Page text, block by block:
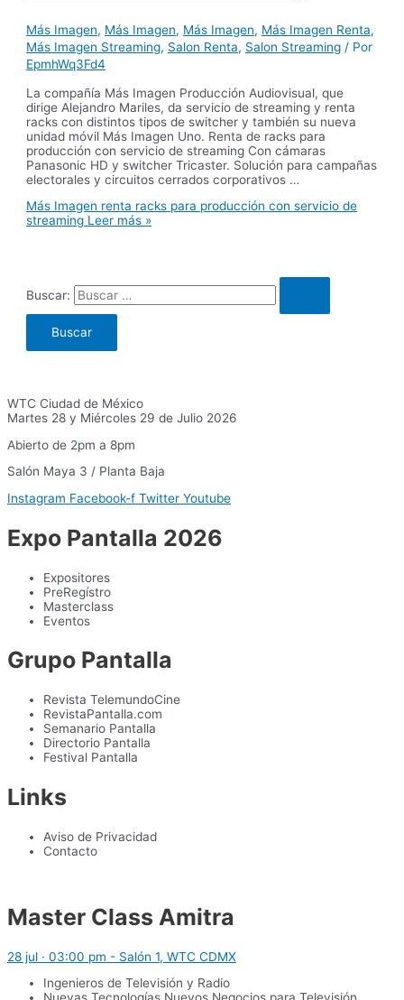
Más Imagen, Más Imagen, Más Imagen, Más Imagen Renta,
Más Imagen Streaming, Salon Renta, Salon Streaming / Por
EpmhWq3Fd4
La compañía Más Imagen Producción Audiovisual, que
dirige Alejandro Mariles, da servicio de streaming y renta
racks con distintos tipos de switcher y también su nueva
unidad móvil Más Imagen Uno. Renta de racks para
producción con servicio de streaming Con cámaras
Panasonic HD y switcher Tricaster. Solución para campañas
electorales y circuitos cerrados corporativos …
Más Imagen renta racks para producción con servicio de
streaming Leer más »
Buscar:
WTC Ciudad de México
Martes 28 y Miércoles 29 de Julio 2026
Abierto de 2pm a 8pm
Salón Maya 3 / Planta Baja
Instagram Facebook-f Twitter Youtube
Expo Pantalla 2026
Expositores
PreRegístro
Masterclass
Eventos
Grupo Pantalla
Revista TelemundoCine
RevistaPantalla.com
Semanario Pantalla
Directorio Pantalla
Festival Pantalla
Links
Aviso de Privacidad
Contacto
Master Class Amitra
28 jul · 03:00 pm - Salón 1, WTC CDMX
Ingenieros de Televisión y Radio